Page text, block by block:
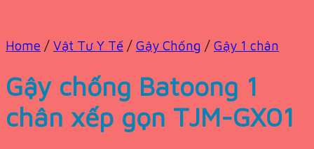
Home / Vật Tư Y Tế / Gậy Chống / Gậy 1 chân
Gậy chống Batoong 1
chân xếp gọn TJM-GX01